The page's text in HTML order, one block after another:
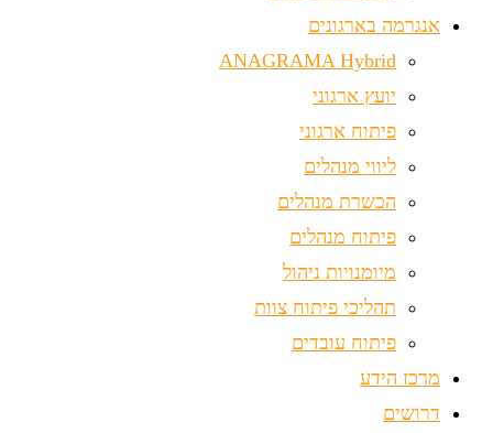
אנגרמה בארגונים
ANAGRAMA Hybrid
יועץ ארגוני
פיתוח ארגוני
ליווי מנהלים
הכשרת מנהלים
פיתוח מנהלים
מיומנויות ניהול
תהליכי פיתוח צוות
פיתוח עובדים
מרכז הידע
דרושים